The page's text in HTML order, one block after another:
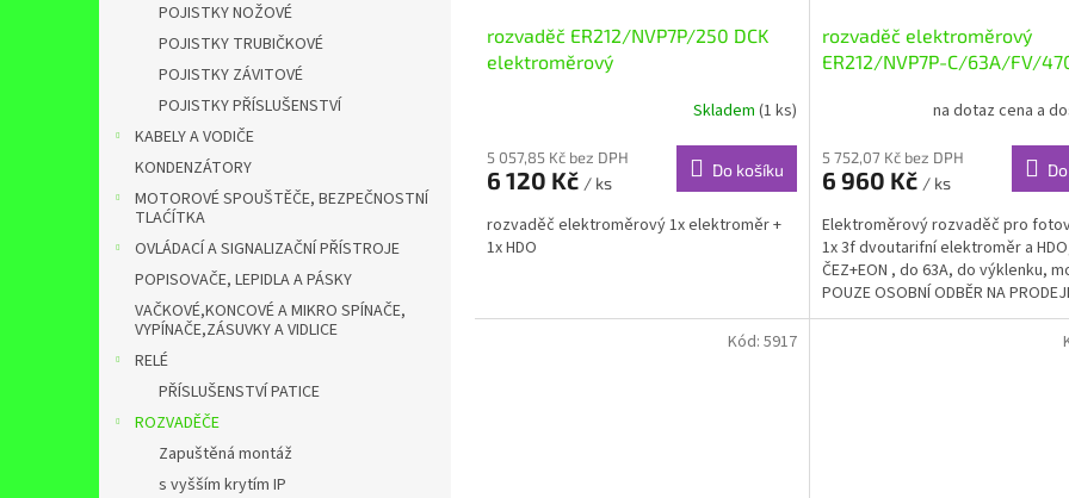
POJISTKY NOŽOVÉ
POJISTKY TRUBIČKOVÉ
POJISTKY ZÁVITOVÉ
POJISTKY PŘÍSLUŠENSTVÍ
KABELY A VODIČE
KONDENZÁTORY
MOTOROVÉ SPOUŠTĚČE, BEZPEČNOSTNÍ
TLAĆÍTKA
OVLÁDACÍ A SIGNALIZAČNÍ PŘÍSTROJE
POPISOVAČE, LEPIDLA A PÁSKY
VAČKOVÉ,KONCOVÉ A MIKRO SPÍNAČE,
VYPÍNAČE,ZÁSUVKY A VIDLICE
RELÉ
PŘÍSLUŠENSTVÍ PATICE
ROZVADĚČE
Zapuštěná montáž
s vyšším krytím IP
rozvaděč ER212/NVP7P/250 DCK
elektroměrový
Skladem (1 ks)
5 057,85 Kč bez DPH
6 120 Kč / ks
Do košíku
rozvaděč elektroměrový 1x elektroměr +
1x HDO
rozvaděč elektroměrový
ER212/NVP7P-C/63A/FV/
na dotaz cena a
5 752,07 Kč bez DPH
6 960 Kč / ks
Elektroměrový rozvaděč pro
1x 3f dvoutarifní elektroměr a
ČEZ+EON , do 63A, do výklenku,
POUZE OSOBNÍ ODBĚR NA
Kód: 5917